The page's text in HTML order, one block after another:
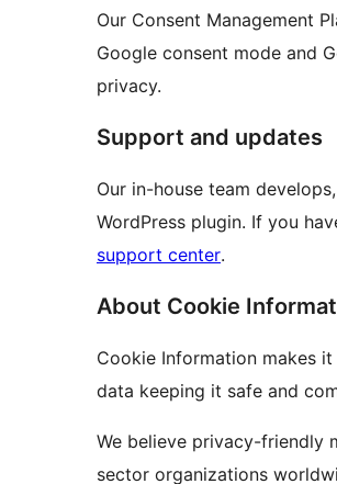
Our Consent Management
Google consent mode and
privacy.
Support and updates
Our in-house team
WordPress plugin. If you
support center.
About Cookie
Cookie Information makes
data keeping it safe and
We believe privacy-friendly
sector organizations